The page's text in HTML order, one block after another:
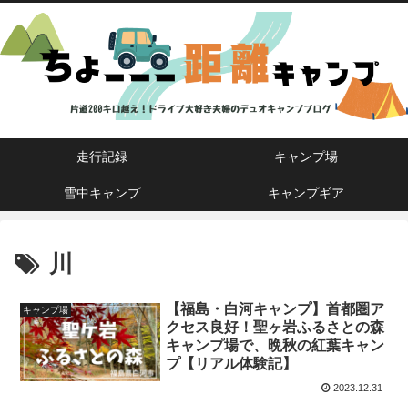
走行記録 キャンプ場
雪中キャンプ キャンプギア
川
キャンプ場
【福島・白河キャンプ】首都圏ア
クセス良好！聖ヶ岩ふるさとの森
キャンプ場で、晩秋の紅葉キャン
プ【リアル体験記】
2023.12.31